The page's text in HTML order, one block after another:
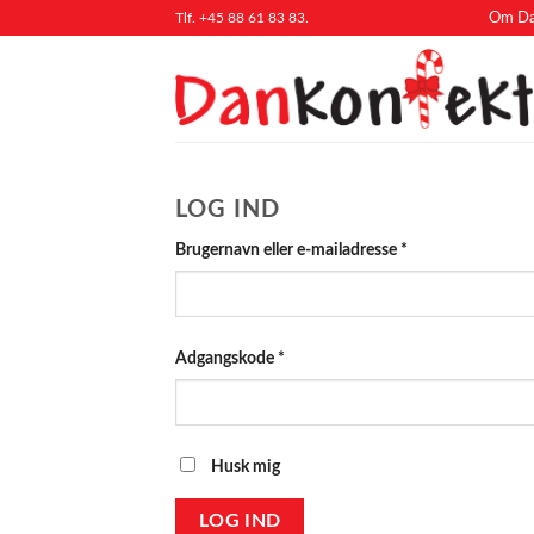
Tlf. +45 88 61 83 83. Om
LOG IND
Brugernavn eller e-mailadresse *
Adgangskode *
Husk mig
LOG IND